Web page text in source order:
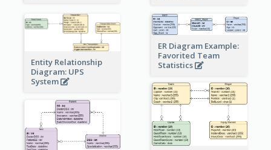
Entity Relationship
Diagram: UPS
System
ER Diagram Example:
Favorited Team
Statistics